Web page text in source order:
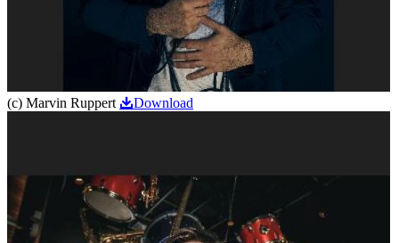
(c) Marvin Ruppert Download